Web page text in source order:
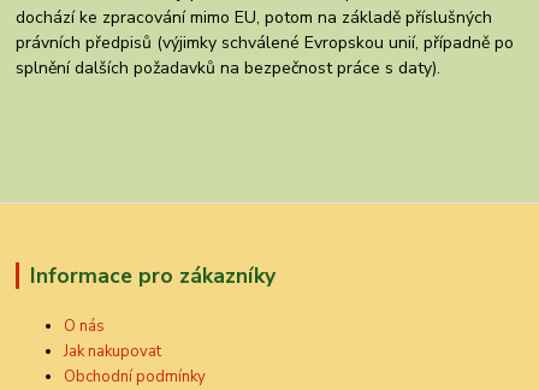
dochází ke zpracování mimo EU, potom na základě příslušných
právních předpisů (výjimky schválené Evropskou unií, případně po
splnění dalších požadavků na bezpečnost práce s daty).
Informace pro zákazníky
O nás
Jak nakupovat
Obchodní podmínky